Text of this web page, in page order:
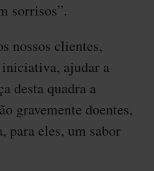
sorrisos”.
nossos clientes,
iniciativa, ajudar a
desta quadra a
gravemente doentes,
para eles, um sabor